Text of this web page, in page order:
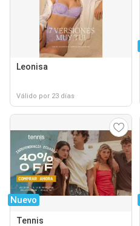
Leonisa
Válido por 23 días
Nuevo
Tennis